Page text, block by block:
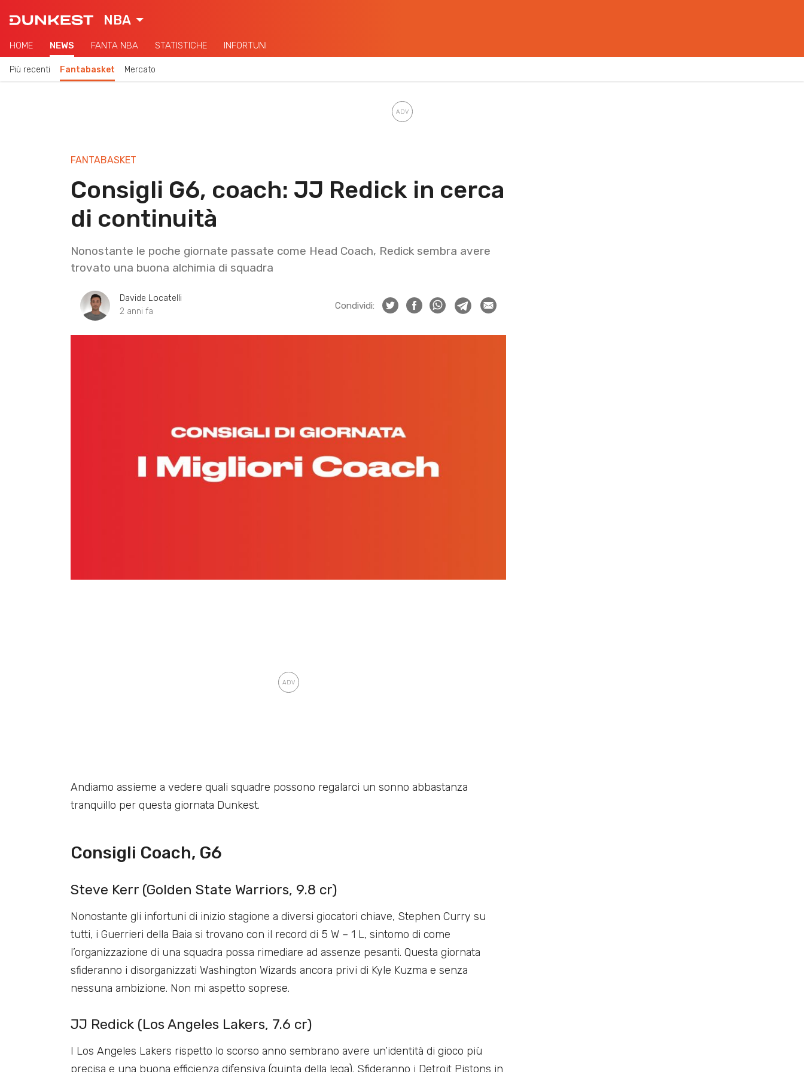
NBA
HOME NEWS FANTA NBA STATISTICHE INFORTUNI
Più recenti Fantabasket Mercato
FANTABASKET
Consigli G6, coach: JJ Redick in cerca
di continuità
Nonostante le poche giornate passate come Head Coach, Redick sembra avere
trovato una buona alchimia di squadra
Davide Locatelli
2 anni fa
Condividi:
Andiamo assieme a vedere quali squadre possono regalarci un sonno abbastanza
tranquillo per questa giornata Dunkest.
Consigli Coach, G6
Steve Kerr (Golden State Warriors, 9.8 cr)
Nonostante gli infortuni di inizio stagione a diversi giocatori chiave, Stephen Curry su
tutti, i Guerrieri della Baia si trovano con il record di 5 W – 1 L, sintomo di come
l’organizzazione di una squadra possa rimediare ad assenze pesanti. Questa giornata
sfideranno i disorganizzati Washington Wizards ancora privi di Kyle Kuzma e senza
nessuna ambizione. Non mi aspetto soprese.
JJ Redick (Los Angeles Lakers, 7.6 cr)
I Los Angeles Lakers rispetto lo scorso anno sembrano avere un’identità di gioco più
precisa e una buona efficienza difensiva (quinta della lega). Sfideranno i Detroit Pistons in